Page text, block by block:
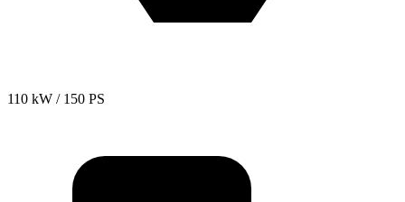
110 kW / 150 PS